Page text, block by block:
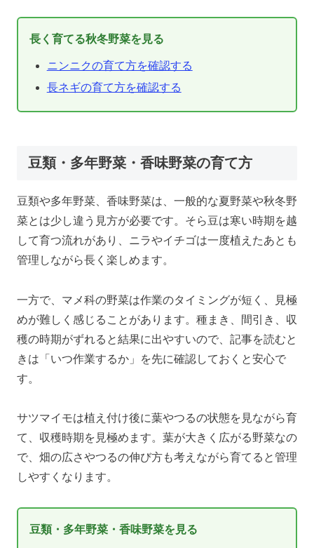
長く育てる秋冬野菜を見る
ニンニクの育て方を確認する
長ネギの育て方を確認する
豆類・多年野菜・香味野菜の育て方
豆類や多年野菜、香味野菜は、一般的な夏野菜や秋冬野
菜とは少し違う見方が必要です。そら豆は寒い時期を越
して育つ流れがあり、ニラやイチゴは一度植えたあとも
管理しながら長く楽しめます。
一方で、マメ科の野菜は作業のタイミングが短く、見極
めが難しく感じることがあります。種まき、間引き、収
穫の時期がずれると結果に出やすいので、記事を読むと
きは「いつ作業するか」を先に確認しておくと安心で
す。
サツマイモは植え付け後に葉やつるの状態を見ながら育
て、収穫時期を見極めます。葉が大きく広がる野菜なの
で、畑の広さやつるの伸び方も考えながら育てると管理
しやすくなります。
豆類・多年野菜・香味野菜を見る